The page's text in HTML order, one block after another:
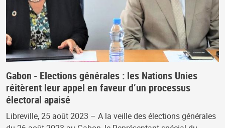
Gabon - Elections générales : les Nations Unies
réitèrent leur appel en faveur d’un processus
électoral apaisé
Libreville, 25 août 2023 – A la veille des élections générales